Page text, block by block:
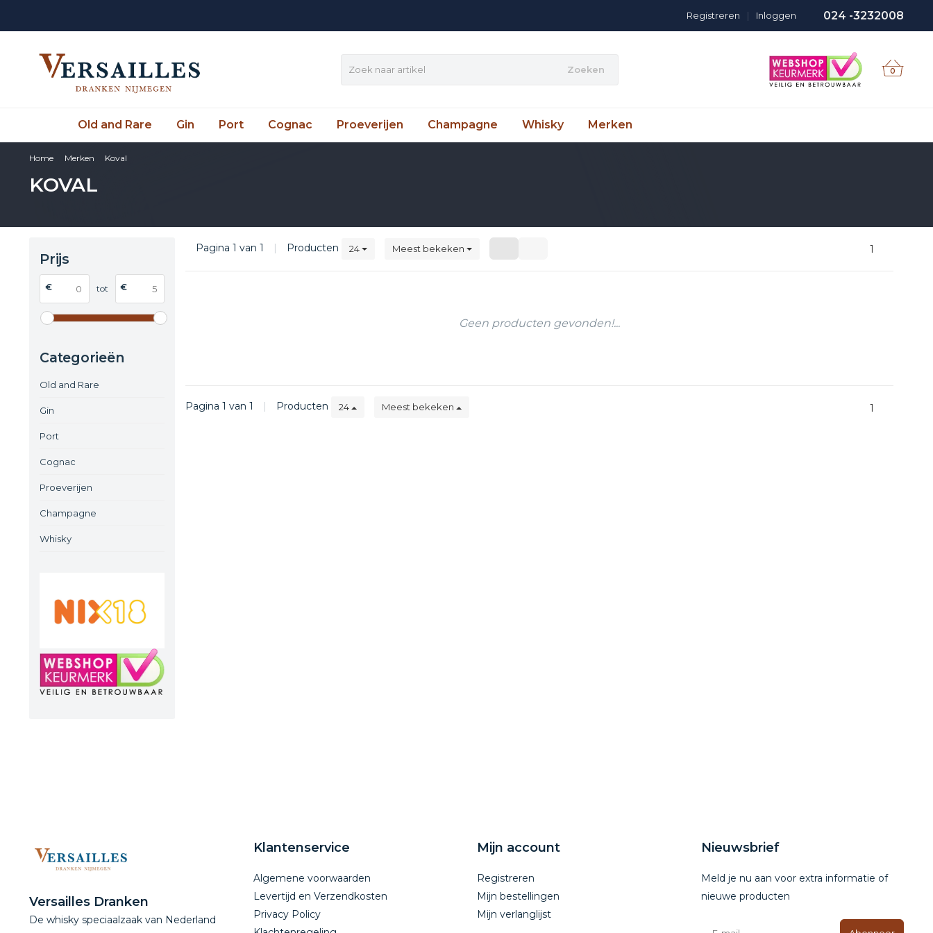
024 -3232008
Inloggen
|
Registreren
Zoeken 0
Old and Rare Gin Port Cognac Proeverijen Champagne Whisky Merken
Home Merken Koval
KOVAL
Prijs
€ tot €
Categorieën
Old and Rare
Gin
Port
Cognac
Proeverijen
Champagne
Whisky
Pagina 1 van 1 | Producten 24 Meest bekeken 1
Geen producten gevonden!...
Pagina 1 van 1 | Producten 24 Meest bekeken 1
Versailles Dranken
De whisky speciaalzaak van Nederland
Klantenservice
Algemene voorwaarden
Levertijd en Verzendkosten
Privacy Policy
Mijn account
Registreren
Mijn bestellingen
Mijn verlanglijst
Nieuwsbrief
Meld je nu aan voor extra informatie of
nieuwe producten